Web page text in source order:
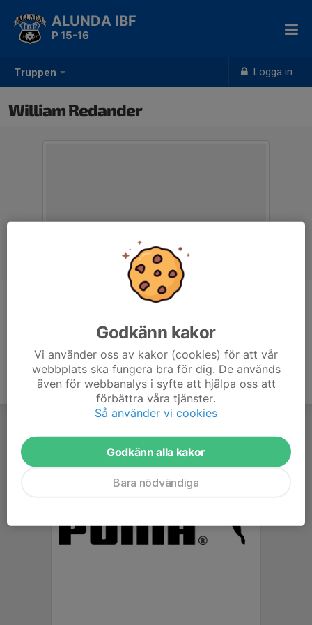
Truppen Logga in
ALUNDA IBF
P 15-16
William Redander
Godkänn kakor
Vi använder oss av kakor (cookies) för att vår
webbplats ska fungera bra för dig. De används
även för webbanalys i syfte att hjälpa oss att
förbättra våra tjänster.
Så använder vi cookies
Godkänn alla kakor
Bara nödvändiga